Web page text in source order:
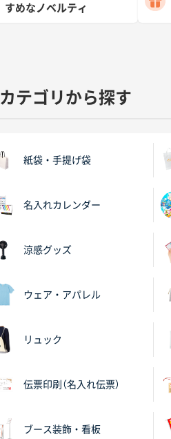
すめなノベルティ
カテゴリから探す
紙袋・手提げ袋
名入れカレンダー
涼感グッズ
ウェア・アパレル
リュック
伝票印刷（名入れ伝票）
ブース装飾・看板